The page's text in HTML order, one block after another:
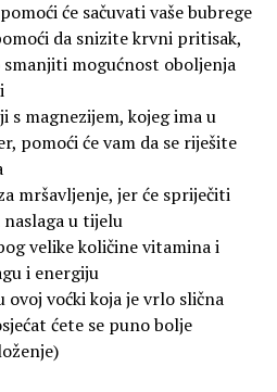
će sačuvati vaše bubrege
da snizite krvni pritisak,
mogućnost oboljenja
s magnezijem, kojeg ima u
pomoći će vam da se riješite
mršavljenje, jer će spriječiti
u tijelu
velike količine vitamina i
i energiju
ovoj voćki koja je vrlo slična
ćete se puno bolje